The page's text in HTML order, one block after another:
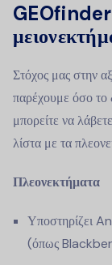
GEOfinder
Στόχος μας στην
παρέχουμε όσο το
μπορείτε να
λίστα με τα
Πλεονεκτήματα
Υποστηρίζει
(όπως